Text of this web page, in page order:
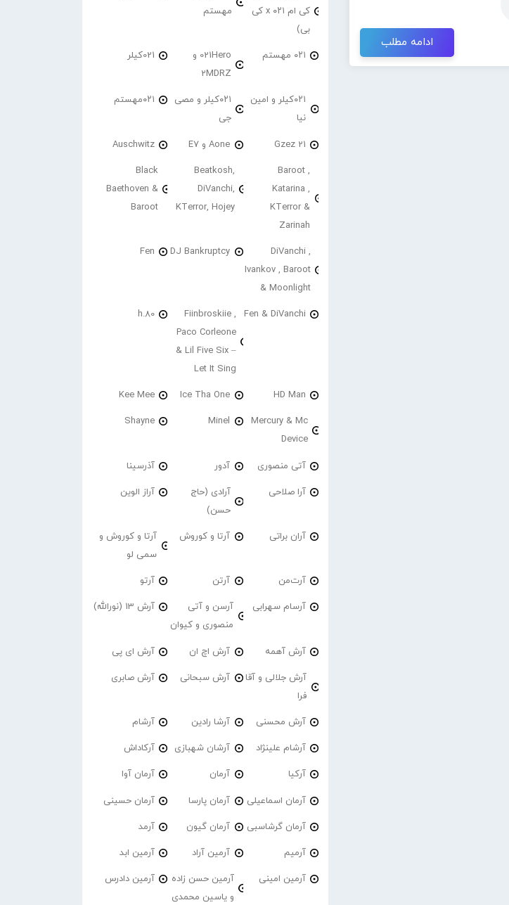
ادامه مطلب
کی ام ۰۲۱ x کی
بی)
مهستم
۰۲۱ مهستم
021Hero و
2MDRZ
021کیلر
۰۲۱کیلر و امین
نیا
۰۲۱کیلر و مصی
جی
۰۲۱مهستم
21 Gzez Aone و E7 Auschwitz
Baroot ,
Katarina ,
KTerror &
Zarinah
Beatkosh,
DiVanchi,
KTerror, Hojey
Black
Baethoven &
Baroot
DiVanchi ,
Ivankov , Baroot
& Moonlight
DJ Bankruptcy
Fen
Fen & DiVanchi
Fiinbroskiie ,
Paco Corleone
& Lil Five Six –
Let It Sing
h.80
HD Man
Ice Tha One
Kee Mee
Mercury & Mc
Device
Minel
Shayne
آتی منصوری آدور آذرسینا
آرا صلاحی
آرادی (حاج
حسن)
آراز الوین
آران براتی آرتا و کوروش
آرتا و کوروش و
سمی لو
آرت‌من آرتن آرتو
آرسام سهرابی
آرسن و آتی
منصوری و کیوان
آرش 13 (نورالله)
آرش آهمه آرش اچ ان آرش ای پی
آرش جلالی و آقا
فرا
آرش سبحانی آرش صابری
آرش محسنی آرشا رادین آرشام
آرشام علینژاد آرشان شهبازی آرکاداش
آرکیا آرمان آرمان آوا
آرمان اسماعیلی آرمان پارسا آرمان حسینی
آرمان گرشاسبی آرمان گیون آرمد
آرمیم آرمین آراد آرمین ابد
آرمین امینی
آرمین حسن زاده
و یاسین محمدی
آرمین دادرس